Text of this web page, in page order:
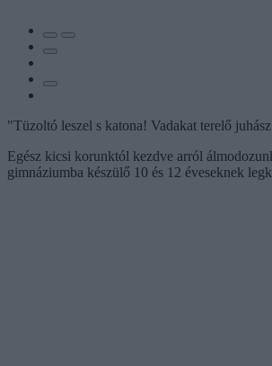
"Tüzoltó leszel s katona! Vadakat terelő
Egész kicsi korunktól kezdve arról
gimnáziumba készülő 10 és 12 éveseknek